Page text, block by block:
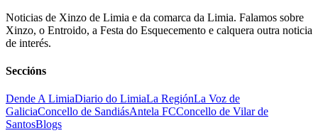
Noticias de Xinzo de Limia e da comarca da Limia. Falamos sobre
Xinzo, o Entroido, a Festa do Esquecemento e calquera outra noticia
de interés.
Seccións
Dende A LimiaDiario do LimiaLa RegiónLa Voz de
GaliciaConcello de SandiásAntela FCConcello de Vilar de
SantosBlogs